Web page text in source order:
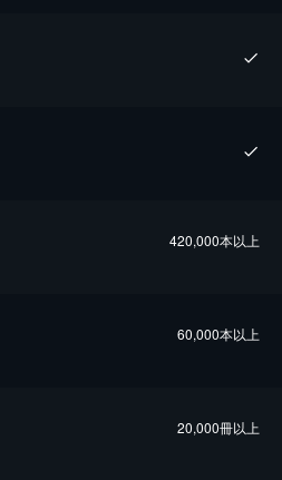
420,000本以上
60,000本以上
20,000冊以上